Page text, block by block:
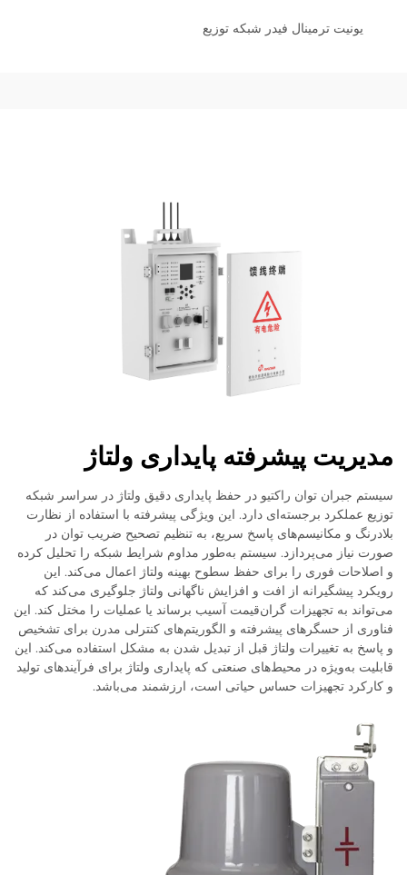
یونیت ترمینال فیدر شبکه توزیع
مدیریت پیشرفته پایداری ولتاژ
سیستم جبران توان راکتیو در حفظ پایداری دقیق ولتاژ در سراسر شبکه
توزیع عملکرد برجسته‌ای دارد. این ویژگی پیشرفته با استفاده از نظارت
بلادرنگ و مکانیسم‌های پاسخ سریع، به تنظیم تصحیح ضریب توان در
صورت نیاز می‌پردازد. سیستم به‌طور مداوم شرایط شبکه را تحلیل کرده
و اصلاحات فوری را برای حفظ سطوح بهینه ولتاژ اعمال می‌کند. این
رویکرد پیشگیرانه از افت و افزایش ناگهانی ولتاژ جلوگیری می‌کند که
می‌تواند به تجهیزات گران‌قیمت آسیب برساند یا عملیات را مختل کند. این
فناوری از حسگرهای پیشرفته و الگوریتم‌های کنترلی مدرن برای تشخیص
و پاسخ به تغییرات ولتاژ قبل از تبدیل شدن به مشکل استفاده می‌کند. این
قابلیت به‌ویژه در محیط‌های صنعتی که پایداری ولتاژ برای فرآیندهای تولید
و کارکرد تجهیزات حساس حیاتی است، ارزشمند می‌باشد.